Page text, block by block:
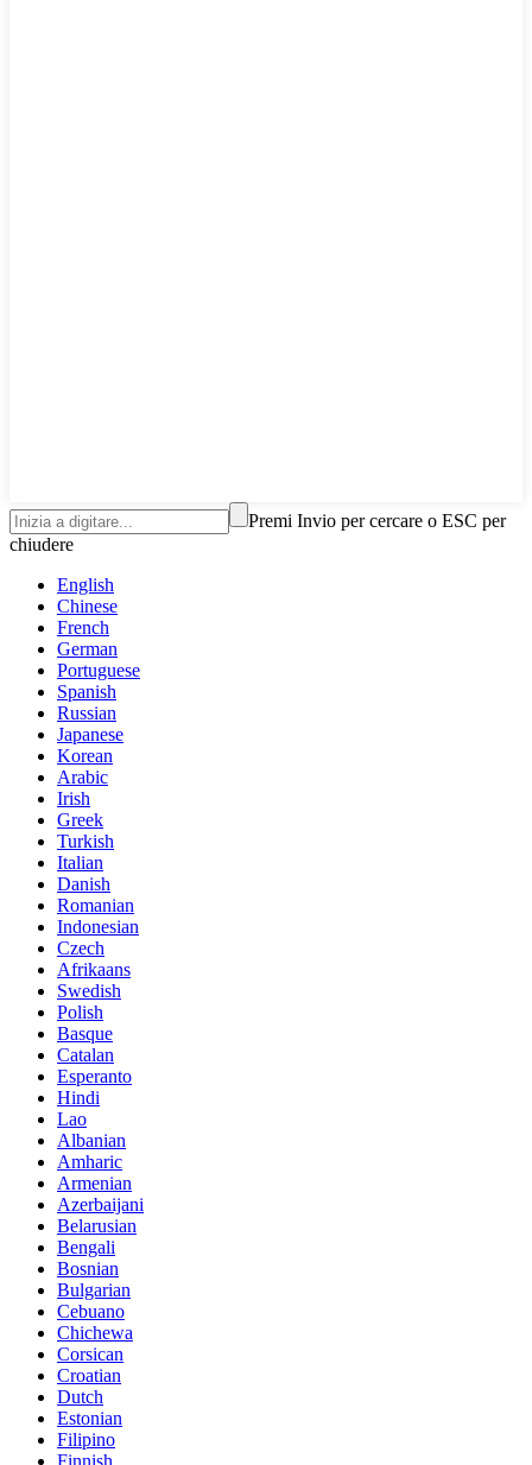
Premi Invio per cercare o ESC per
chiudere
English
Chinese
French
German
Portuguese
Spanish
Russian
Japanese
Korean
Arabic
Irish
Greek
Turkish
Italian
Danish
Romanian
Indonesian
Czech
Afrikaans
Swedish
Polish
Basque
Catalan
Esperanto
Hindi
Lao
Albanian
Amharic
Armenian
Azerbaijani
Belarusian
Bengali
Bosnian
Bulgarian
Cebuano
Chichewa
Corsican
Croatian
Dutch
Estonian
Filipino
Finnish